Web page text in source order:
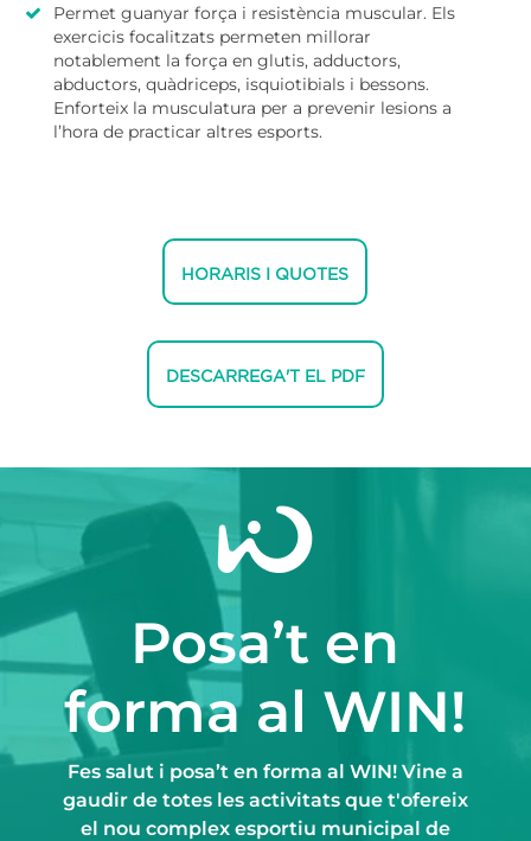
Permet guanyar força i resistència muscular. Els
exercicis focalitzats permeten millorar
notablement la força en glutis, adductors,
abductors, quàdriceps, isquiotibials i bessons.
Enforteix la musculatura per a prevenir lesions a
l’hora de practicar altres esports.
HORARIS I QUOTES
DESCARREGA'T EL PDF
Posa’t en
forma al WIN!
Fes salut i posa’t en forma al WIN! Vine a
gaudir de totes les activitats que t'ofereix
el nou complex esportiu municipal de